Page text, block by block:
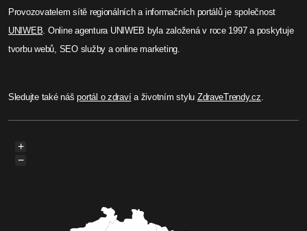
Provozovatelem sítě regionálních a informačních portálů je společnost
UNIWEB. Online agentura UNIWEB byla založená v roce 1997 a poskytuje
tvorbu webů, SEO služby a online marketing.
Sledujte také nášportál o zdravía životním stylu ZdraveTrendy.cz.
+
−